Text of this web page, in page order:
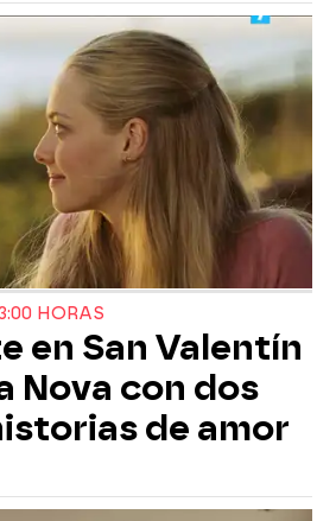
HORAS
en San Valentín
Nova con dos
de amor